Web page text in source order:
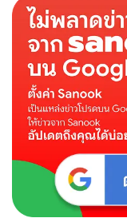
กลับ
จาก
โรงเรียน
ร้อง
ออก"
ถอด
กางเกง
ดู
จน
ร้องไห้...